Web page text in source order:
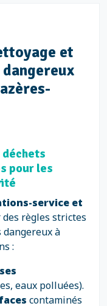
et
pour les
service et
règles strictes
à
:
eaux polluées).
contaminés